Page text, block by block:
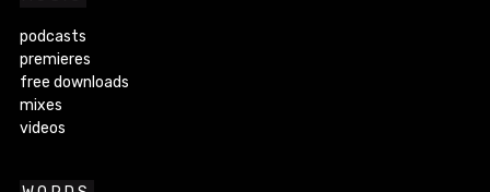
podcasts
premieres
free downloads
mixes
videos